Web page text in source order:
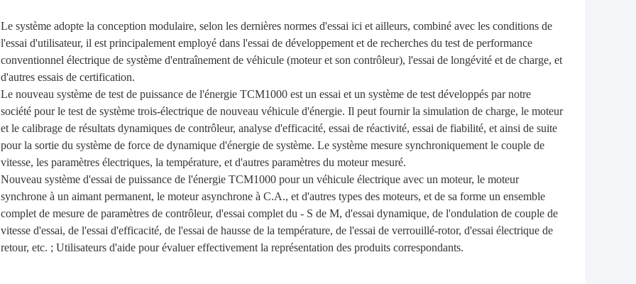
Le système adopte la conception modulaire, selon les dernières normes d'essai ici et ailleurs, combiné avec les conditions de
l'essai d'utilisateur, il est principalement employé dans l'essai de développement et de recherches du test de performance
conventionnel électrique de système d'entraînement de véhicule (moteur et son contrôleur), l'essai de longévité et de charge, et
d'autres essais de certification.
Le nouveau système de test de puissance de l'énergie TCM1000 est un essai et un système de test développés par notre
société pour le test de système trois-électrique de nouveau véhicule d'énergie. Il peut fournir la simulation de charge, le moteur
et le calibrage de résultats dynamiques de contrôleur, analyse d'efficacité, essai de réactivité, essai de fiabilité, et ainsi de suite
pour la sortie du système de force de dynamique d'énergie de système. Le système mesure synchroniquement le couple de
vitesse, les paramètres électriques, la température, et d'autres paramètres du moteur mesuré.
Nouveau système d'essai de puissance de l'énergie TCM1000 pour un véhicule électrique avec un moteur, le moteur
synchrone à un aimant permanent, le moteur asynchrone à C.A., et d'autres types des moteurs, et de sa forme un ensemble
complet de mesure de paramètres de contrôleur, d'essai complet du ‐ S de M, d'essai dynamique, de l'ondulation de couple de
vitesse d'essai, de l'essai d'efficacité, de l'essai de hausse de la température, de l'essai de verrouillé-rotor, d'essai électrique de
retour, etc. ; Utilisateurs d'aide pour évaluer effectivement la représentation des produits correspondants.